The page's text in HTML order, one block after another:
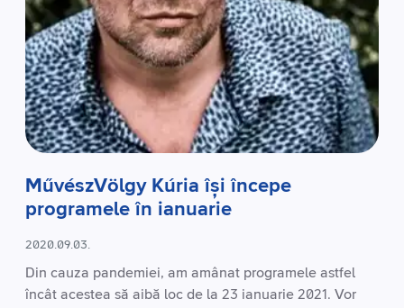
MűvészVölgy Kúria își începe
programele în ianuarie
2020.09.03.
Din cauza pandemiei, am amânat programele astfel
încât acestea să aibă loc de la 23 ianuarie 2021. Vor